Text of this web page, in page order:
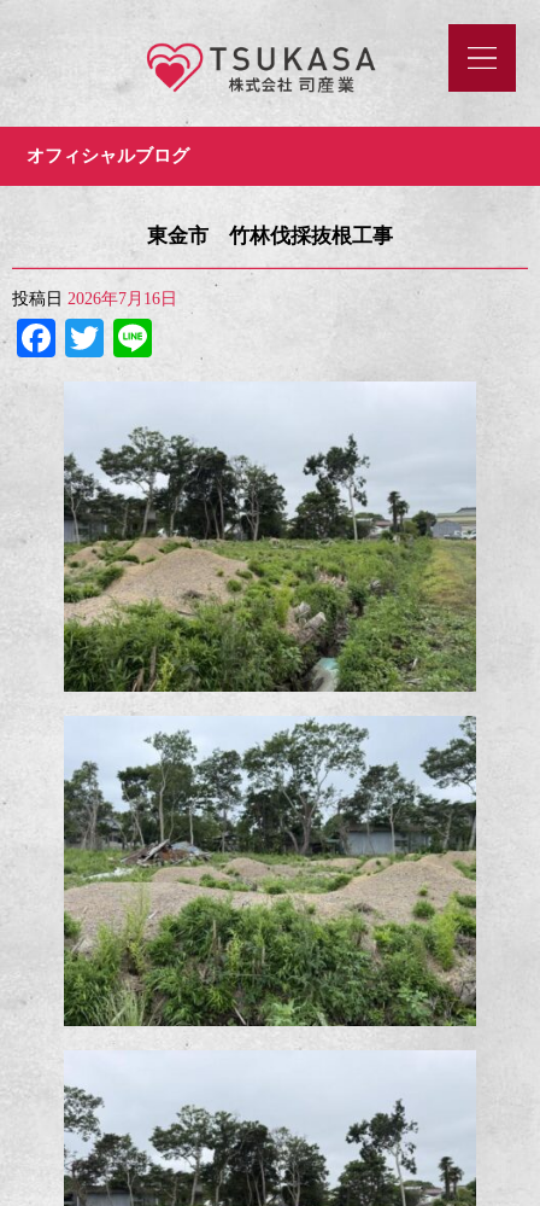
オフィシャルブログ
東金市 竹林伐採抜根工事
投稿日 2026年7月16日
Facebook
Twitter